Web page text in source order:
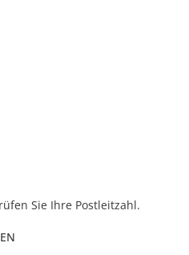
Sie Ihre Postleitzahl.